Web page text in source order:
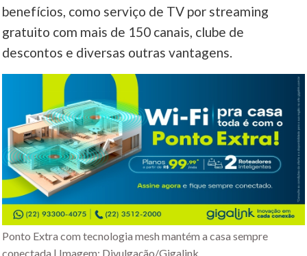
benefícios, como serviço de TV por streaming
gratuito com mais de 150 canais, clube de
descontos e diversas outras vantagens.
Ponto Extra com tecnologia mesh mantém a casa sempre
conectada | Imagem: Divulgação/Gigalink